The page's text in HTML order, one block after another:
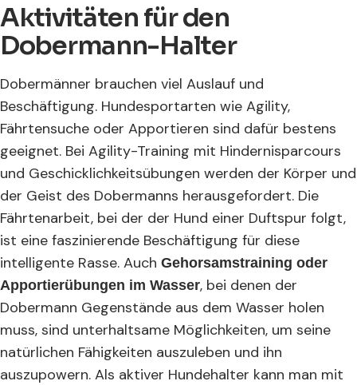
Aktivitäten für den
Dobermann-Halter
Dobermänner brauchen viel Auslauf und
Beschäftigung. Hundesportarten wie Agility,
Fährtensuche oder Apportieren sind dafür bestens
geeignet. Bei Agility-Training mit Hindernisparcours
und Geschicklichkeitsübungen werden der Körper und
der Geist des Dobermanns herausgefordert. Die
Fährtenarbeit, bei der der Hund einer Duftspur folgt,
ist eine faszinierende Beschäftigung für diese
intelligente Rasse. Auch Gehorsamstraining oder
Apportierübungen im Wasser, bei denen der
Dobermann Gegenstände aus dem Wasser holen
muss, sind unterhaltsame Möglichkeiten, um seine
natürlichen Fähigkeiten auszuleben und ihn
auszupowern. Als aktiver Hundehalter kann man mit